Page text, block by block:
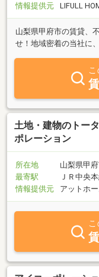
情報提供元
LIFULL
山梨県甲府市の賃貸、
せ！地域密着の当社に
土地・建物のトー
ポレーション
所在地
山梨県甲
最寄駅
ＪＲ中央
情報提供元
アットホ